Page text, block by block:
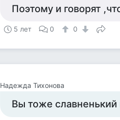
Поэтому и говорят
5 лет 0 0
Надежда Тихонова
Вы тоже